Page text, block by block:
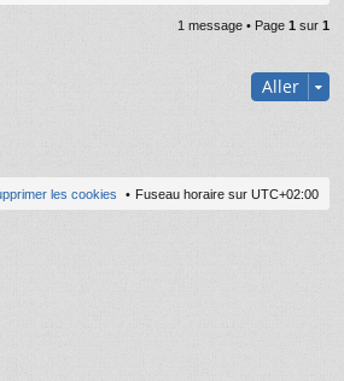
au
t
1 message • Page 1 sur 1
Aller
Fuseau horaire sur UTC+02:00
les cookies